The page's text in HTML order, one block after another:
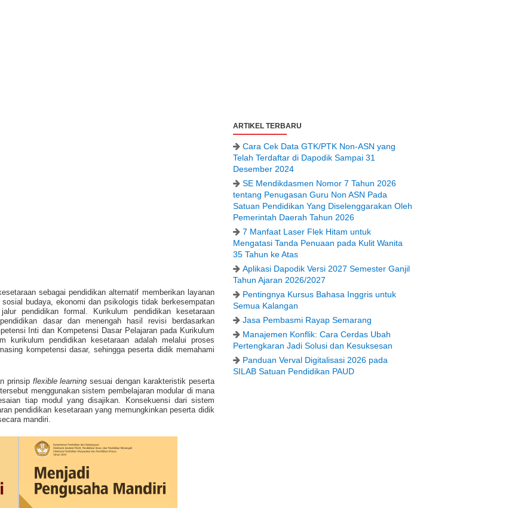
sebagai pendidikan alternatif memberikan layanan
budaya, ekonomi dan psikologis tidak berkesempatan
pendidikan formal. Kurikulum pendidikan kesetaraan
dasar dan menengah hasil revisi berdasarkan
Inti dan Kompetensi Dasar Pelajaran pada Kurikulum
kurikulum pendidikan kesetaraan adalah melalui proses
kompetensi dasar, sehingga peserta didik memahami
prinsip flexible learning sesuai dengan karakteristik peserta
menggunakan sistem pembelajaran modular di mana
tiap modul yang disajikan. Konsekuensi dari sistem
pendidikan kesetaraan yang memungkinkan peserta didik
mandiri.
ARTIKEL TERBARU
Cara Cek Data GTK/PTK Non-ASN yang
Telah Terdaftar di Dapodik Sampai 31
Desember 2024
SE Mendikdasmen Nomor 7 Tahun 2026
tentang Penugasan Guru Non ASN Pada
Satuan Pendidikan Yang Diselenggarakan Oleh
Pemerintah Daerah Tahun 2026
7 Manfaat Laser Flek Hitam untuk
Mengatasi Tanda Penuaan pada Kulit Wanita
35 Tahun ke Atas
Aplikasi Dapodik Versi 2027 Semester Ganjil
Tahun Ajaran 2026/2027
Pentingnya Kursus Bahasa Inggris untuk
Semua Kalangan
Jasa Pembasmi Rayap Semarang
Manajemen Konflik: Cara Cerdas Ubah
Pertengkaran Jadi Solusi dan Kesuksesan
Panduan Verval Digitalisasi 2026 pada
SILAB Satuan Pendidikan PAUD